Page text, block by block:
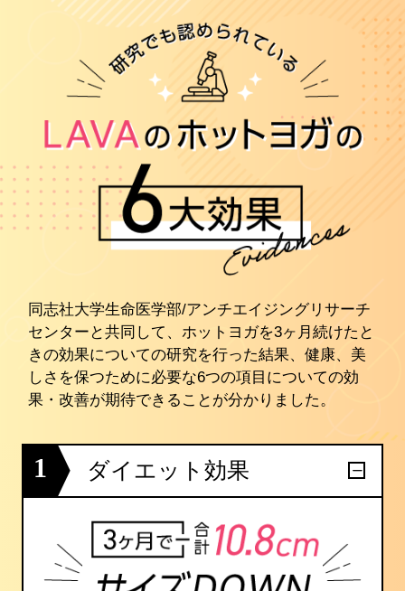
同志社大学生命医学部/アンチエイジングリサーチ
センターと共同して、ホットヨガを3ヶ月続けたと
きの効果についての研究を行った結果、健康、美
しさを保つために必要な6つの項目についての効
果・改善が期待できることが分かりました。
1 ダイエット効果